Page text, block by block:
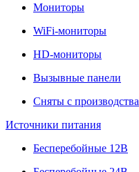
Мониторы
WiFi-мониторы
HD-мониторы
Вызывные панели
Сняты с производства
Источники питания
Бесперебойные 12В